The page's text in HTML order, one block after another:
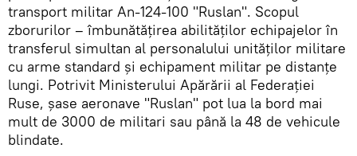
transport militar An-124-100 "Ruslan". Scopul
zborurilor – îmbunătățirea abilităților echipajelor în
transferul simultan al personalului unităților militare
cu arme standard și echipament militar pe distanțe
lungi. Potrivit Ministerului Apărării al Federației
Ruse, șase aeronave "Ruslan" pot lua la bord mai
mult de 3000 de militari sau până la 48 de vehicule
blindate.